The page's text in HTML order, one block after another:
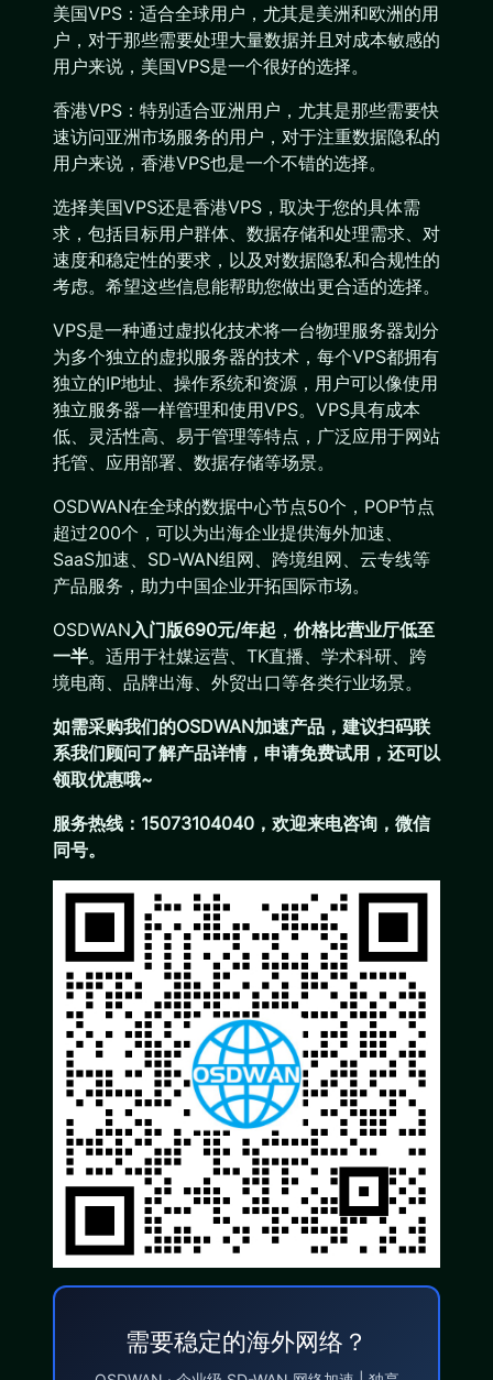
美国VPS：适合全球用户，尤其是美洲和欧洲的用
户，对于那些需要处理大量数据并且对成本敏感的
用户来说，美国VPS是一个很好的选择。
香港VPS：特别适合亚洲用户，尤其是那些需要快
速访问亚洲市场服务的用户，对于注重数据隐私的
用户来说，香港VPS也是一个不错的选择。
选择美国VPS还是香港VPS，取决于您的具体需
求，包括目标用户群体、数据存储和处理需求、对
速度和稳定性的要求，以及对数据隐私和合规性的
考虑。希望这些信息能帮助您做出更合适的选择。
VPS是一种通过虚拟化技术将一台物理服务器划分
为多个独立的虚拟服务器的技术，每个VPS都拥有
独立的IP地址、操作系统和资源，用户可以像使用
独立服务器一样管理和使用VPS。VPS具有成本
低、灵活性高、易于管理等特点，广泛应用于网站
托管、应用部署、数据存储等场景。
OSDWAN在全球的数据中心节点50个，POP节点
超过200个，可以为出海企业提供海外加速、
SaaS加速、SD-WAN组网、跨境组网、云专线等
产品服务，助力中国企业开拓国际市场。
OSDWAN入门版690元/年起 ， 价格比营业厅低至
一半。适用于社媒运营、TK直播、学术科研、跨
境电商、品牌出海、外贸出口等各类行业场景。
如需采购我们的OSDWAN加速产品，建议扫码联
系我们顾问了解产品详情，申请免费试用，还可以
领取优惠哦~
服务热线：15073104040，欢迎来电咨询，微信
同号。
需要稳定的海外网络？